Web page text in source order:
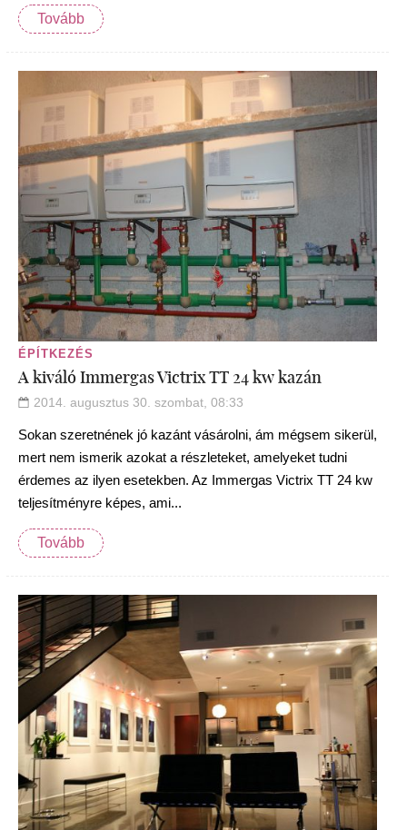
Tovább
ÉPÍTKEZÉS
A kiváló Immergas Victrix TT 24 kw kazán
2014. augusztus 30. szombat, 08:33
Sokan szeretnének jó kazánt vásárolni, ám mégsem sikerül,
mert nem ismerik azokat a részleteket, amelyeket tudni
érdemes az ilyen esetekben. Az Immergas Victrix TT 24 kw
teljesítményre képes, ami...
Tovább